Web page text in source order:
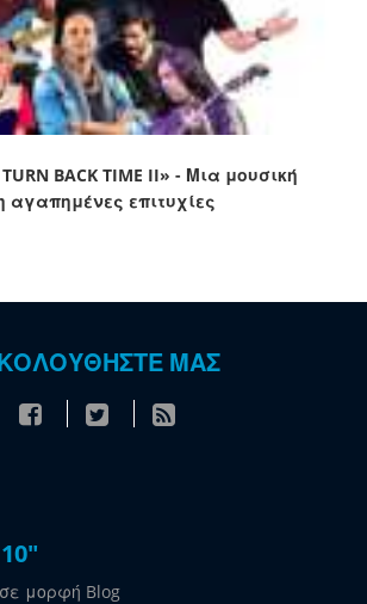
BACK TIME II» - Μια μουσική
αγαπημένες επιτυχίες
ΜΑΣ
μορφή Blog